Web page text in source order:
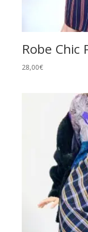
Robe Chic
28,00€